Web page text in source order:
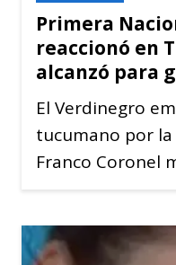
Primera
reaccionó en
alcanzó para
El Verdinegro
tucumano por la
Franco Coronel